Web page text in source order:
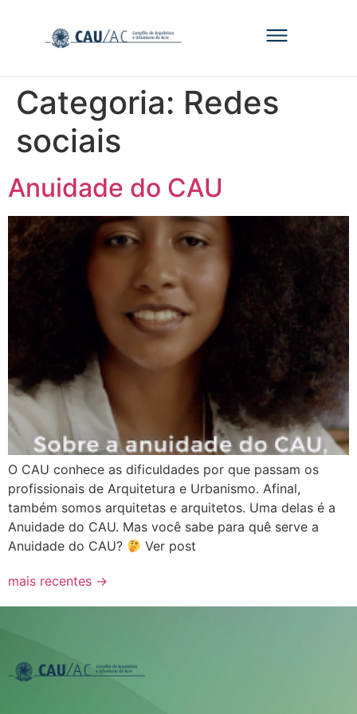
Categoria: Redes
sociais
Anuidade do CAU
O CAU conhece as dificuldades por que passam os
profissionais de Arquitetura e Urbanismo. Afinal,
também somos arquitetas e arquitetos. Uma delas é a
Anuidade do CAU. Mas você sabe para quê serve a
Anuidade do CAU?
Ver post
mais recentes →